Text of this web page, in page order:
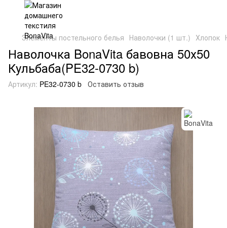
Элементы постельного белья Наволочки (1 шт.) Хлопок
Наволочка BonaVita бавовна 50х50
Кульбаба(PE32-0730 b)
Артикул: PE32-0730 b Оставить отзыв